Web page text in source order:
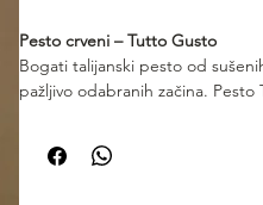
Pesto crveni – Tutto Gusto
Bogati talijanski pesto od
pažljivo odabranih začina.
teksturom. Idealan za
aromatičan dodatak